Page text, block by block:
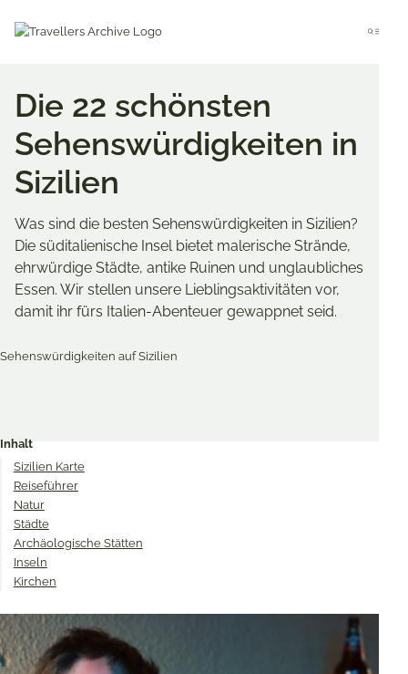
Menu
Die 22 schönsten
Sehenswürdigkeiten in
Sizilien
Was sind die besten Sehenswürdigkeiten in Sizilien?
Die süditalienische Insel bietet malerische Strände,
ehrwürdige Städte, antike Ruinen und unglaubliches
Essen. Wir stellen unsere Lieblingsaktivitäten vor,
damit ihr fürs Italien-Abenteuer gewappnet seid.
Twitter
Inhalt
Sizilien Karte
Reiseführer
Natur
Städte
Archäologische Stätten
Inseln
Kirchen